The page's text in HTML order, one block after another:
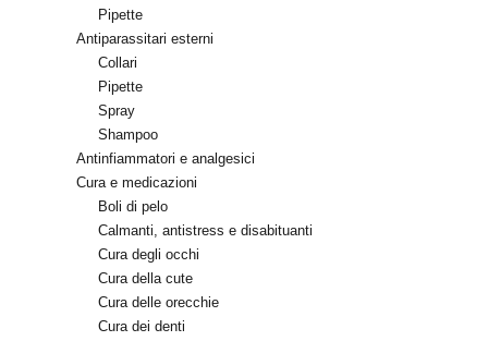
Pipette
Antiparassitari esterni
Collari
Pipette
Spray
Shampoo
Antinfiammatori e analgesici
Cura e medicazioni
Boli di pelo
Calmanti, antistress e disabituanti
Cura degli occhi
Cura della cute
Cura delle orecchie
Cura dei denti